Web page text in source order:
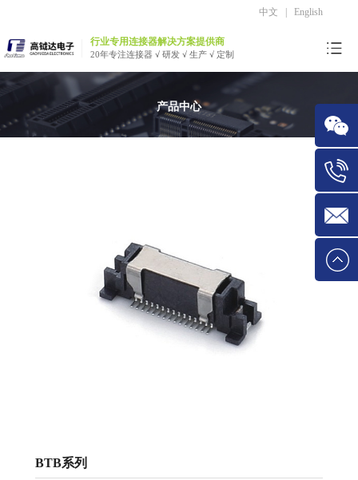
中文 English
行业专用连接器解决方案提供商
20年专注连接器 √ 研发 √ 生产 √ 定制
产品中心
BTB系列
微信
E-mail